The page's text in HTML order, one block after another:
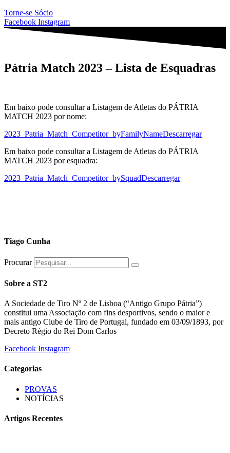
Torne-se Sócio
Facebook Instagram
Pátria Match 2023 – Lista de Esquadras
Em baixo pode consultar a Listagem de Atletas do PÁTRIA
MATCH 2023 por nome:
2023_Patria_Match_Competitor_byFamilyNameDescarregar
Em baixo pode consultar a Listagem de Atletas do PÁTRIA
MATCH 2023 por esquadra:
2023_Patria_Match_Competitor_bySquadDescarregar
Tiago Cunha
Procurar
Sobre a ST2
A Sociedade de Tiro Nº 2 de Lisboa (“Antigo Grupo Pátria”)
constitui uma Associação com fins desportivos, sendo o maior e
mais antigo Clube de Tiro de Portugal, fundado em 03/09/1893, por
Decreto Régio do Rei Dom Carlos
Facebook Instagram
Categorias
PROVAS
NOTÍCIAS
Artigos Recentes